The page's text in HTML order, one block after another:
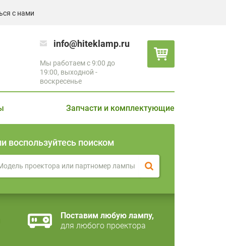
с нами
info@hiteklamp.ru
Мы работаем с 9:00 до
19:00, выходной -
воскресенье
Запчасти и комплектующие
воспользуйтесь поиском
Поставим любую лампу,
для любого проектора